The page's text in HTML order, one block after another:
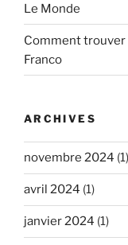
Le Monde
Comment trouver
Franco
ARCHIVES
novembre 2024 (1)
avril 2024 (1)
janvier 2024 (1)